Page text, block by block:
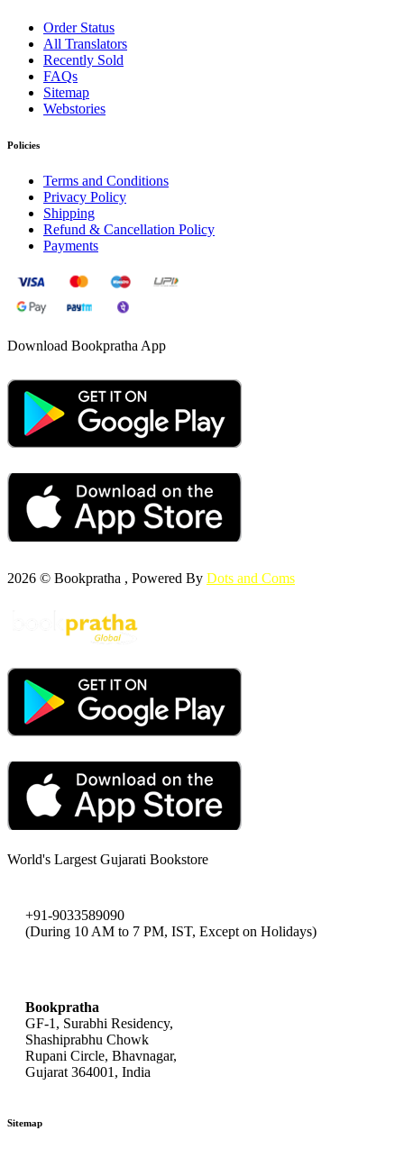
Order Status
All Translators
Recently Sold
FAQs
Sitemap
Webstories
Policies
Terms and Conditions
Privacy Policy
Shipping
Refund & Cancellation Policy
Payments
Download Bookpratha App
2026 © Bookpratha , Powered By Dots and Coms
World's Largest Gujarati Bookstore
+91-9033589090
(During 10 AM to 7 PM, IST, Except on Holidays)
Bookpratha
GF-1, Surabhi Residency,
Shashiprabhu Chowk
Rupani Circle, Bhavnagar,
Gujarat 364001, India
Sitemap